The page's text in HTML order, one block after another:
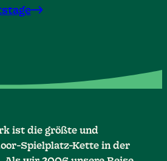
ist die größte und
Spielplatz-Kette in der